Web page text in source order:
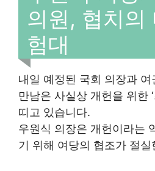
의원, 협치의
험대
내일 예정된 국회 의장과 여
만남은 사실상 개헌을 위한
띠고 있습니다.
우원식 의장은 개헌이라는
기 위해 여당의 협조가 절실